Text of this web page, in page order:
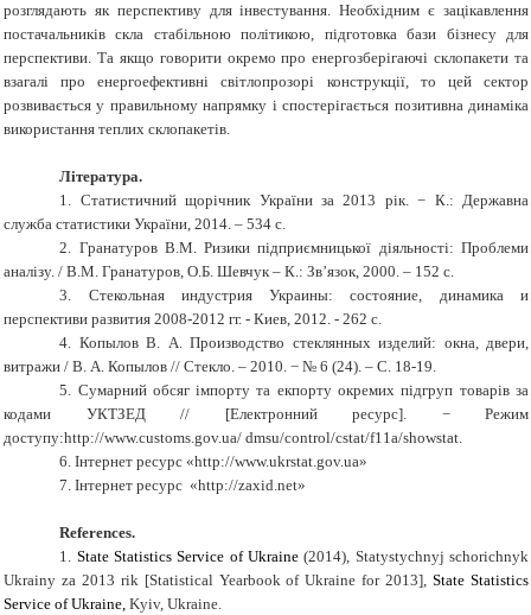
розглядають як перспективу для інвестування. Необхідним є зацікавлення
постачальників скла стабільною політикою, підготовка бази бізнесу для
перспективи. Та якщо говорити окремо про енергозберігаючі склопакети та
взагалі про енергоефективні світлопрозорі конструкції, то цей сектор
розвивається у правильному напрямку і спостерігається позитивна динаміка
використання теплих склопакетів.
Література.
1. Статистичний щорічник України за 2013 рік. − К.: Державна
служба статистики України, 2014. – 534 с.
2. Гранатуров В.М. Ризики підприємницької діяльності: Проблеми
аналізу. / В.М. Гранатуров, О.Б. Шевчук – К.: Зв’язок, 2000. – 152 с.
3. Стекольная индустрия Украины: состояние, динамика и
перспективи развития 2008-2012 гг. - Киев, 2012. - 262 с.
4. Копылов В. А. Производство стеклянных изделий: окна, двери,
витражи / В. А. Копылов // Стекло. – 2010. − № 6 (24). – С. 18-19.
5. Сумарний обсяг імпорту та екпорту окремих підгруп товарів за
кодами УКТЗЕД // [Електронний ресурс]. − Режим
доступу:http://www.customs.gov.ua/ dmsu/control/cstat/f11a/showstat.
6. Інтернет ресурс «http://www.ukrstat.gov.ua»
7. Інтернет ресурс «http://zaxid.net»
References.
1. State Statistics Service of Ukraine(2014), Statystychnyj schorichnyk
Ukrainy za 2013 rik[Statistical Yearbook of Ukraine for 2013],State Statistics
Service of Ukraine, Kyiv, Ukraine.